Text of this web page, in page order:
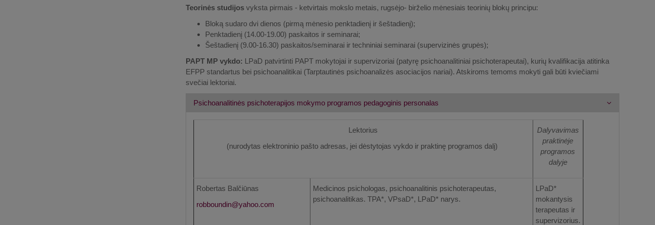
Teorinės studijos vyksta pirmais - ketvirtais mokslo metais, rugsėjo- birželio mėnesiais teorinių blokų principu:
Bloką sudaro dvi dienos (pirmą mėnesio penktadienį ir šeštadienį);
Penktadienį (14.00-19.00) paskaitos ir seminarai;
Šeštadienį (9.00-16.30) paskaitos/seminarai ir techniniai seminarai (supervizinės grupės);
PAPT MP vykdo: LPaD patvirtinti PAPT mokytojai ir supervizoriai (patyrę psichoanalitiniai psichoterapeutai), kurių kvalifikacija atitinka
EFPP standartus bei psichoanalitikai (Tarptautinės psichoanalizės asociacijos nariai). Atskiroms temoms mokyti gali būti kviečiami
svečiai lektoriai.
Psichoanalitinės psichoterapijos mokymo programos pedagoginis personalas
Lektorius
(nurodytas elektroninio pašto adresas, jei dėstytojas vykdo ir praktinę programos dalį)
Dalyvavimas
praktinėje
programos
dalyje
Robertas Balčiūnas
Medicinos psichologas, psichoanalitinis psichoterapeutas,
psichoanalitikas. TPA*, VPsaD*, LPaD* narys.
LPaD*
mokantysis
terapeutas ir
supervizorius.